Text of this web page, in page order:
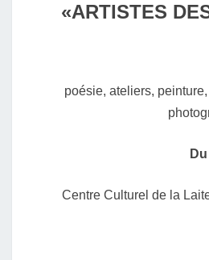
07/
«ARTISTES
poésie, ateliers,
Centre Culturel de la